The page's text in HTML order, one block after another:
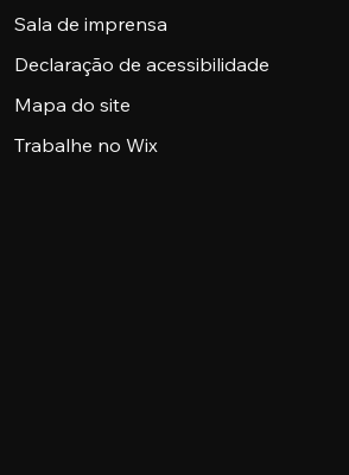
Sala de imprensa
Declaração de acessibilidade
Mapa do site
Trabalhe no Wix